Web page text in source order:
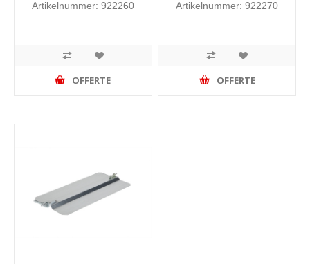
Artikelnummer: 922260
OFFERTE
Artikelnummer: 922270
OFFERTE